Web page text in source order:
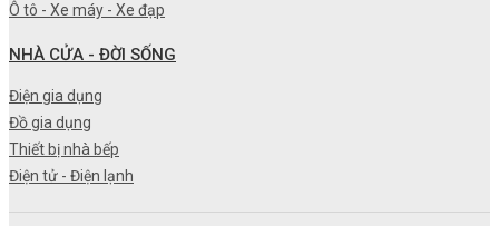
Ô tô - Xe máy - Xe đạp
NHÀ CỬA - ĐỜI SỐNG
Điện gia dụng
Đồ gia dụng
Thiết bị nhà bếp
Điện tử - Điện lạnh